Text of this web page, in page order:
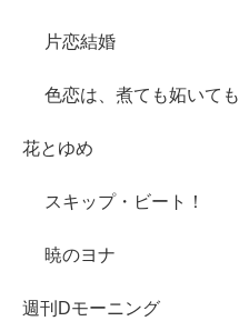
片恋結婚
色恋は、煮ても妬いても
花とゆめ
スキップ・ビート！
暁のヨナ
週刊Dモーニング